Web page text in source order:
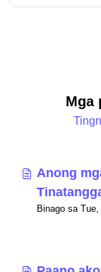
Mga
Anong